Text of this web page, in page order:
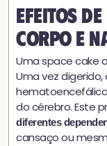
Efeitos de
corpo e
Uma space cake
Uma vez
do cérebro. Este
diferentes
cansaço ou